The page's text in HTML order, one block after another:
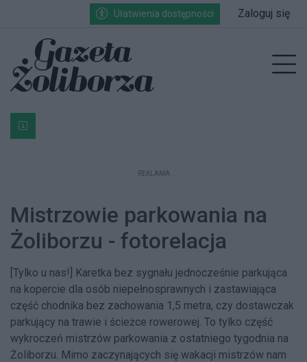
Przejdź do głównych treści
Przejdź do wyszukiwarki
Przejdź do głównego menuUłatwienia dostępności Zaloguj się
Bardzo ważna informacja dla podatników posiadających
REKLAMA
Mistrzowie parkowania na
Żoliborzu - fotorelacja
[Tylko u nas!] Karetka bez sygnału jednocześnie parkująca
na kopercie dla osób niepełnosprawnych i zastawiająca
część chodnika bez zachowania 1,5 metra, czy dostawczak
parkujący na trawie i ścieżce rowerowej. To tylko część
wykroczeń mistrzów parkowania z ostatniego tygodnia na
Żoliborzu. Mimo zaczynających się wakacji mistrzów nam